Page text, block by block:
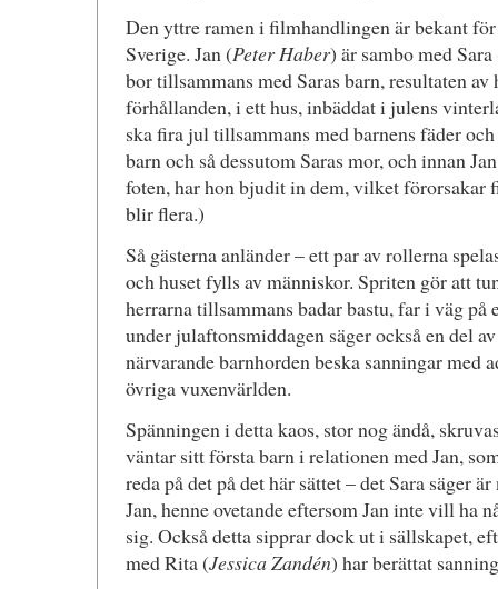
Den yttre ramen i filmhandlingen är bekant
Sverige. Jan (Peter Haber) är sambo med Sara
bor tillsammans med Saras barn, resultaten
förhållanden, i ett hus, inbäddat i julens
ska fira jul tillsammans med barnens fäder
barn och så dessutom Saras mor, och innan
foten, har hon bjudit in dem, vilket förorsakar
blir flera.)
Så gästerna anländer – ett par av rollerna
och huset fylls av människor. Spriten gör att
herrarna tillsammans badar bastu, far i väg på
under julaftonsmiddagen säger också en del
närvarande barnhorden beska sanningar med
övriga vuxenvärlden.
Spänningen i detta kaos, stor nog ändå,
väntar sitt första barn i relationen med Jan,
reda på det på det här sättet – det Sara säger
Jan, henne ovetande eftersom Jan inte vill ha
sig. Också detta sipprar dock ut i sällskapet,
med Rita (Jessica Zandén) har berättat